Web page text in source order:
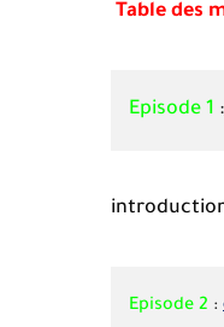
Table des
Episode 1 :
Episode 2 :